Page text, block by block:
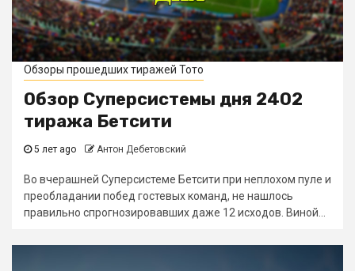
Обзоры прошедших тиражей Тото
Обзор Суперсистемы дня 2402
тиража Бетсити
5 лет ago Антон Дебетовский
Во вчерашней Суперсистеме Бетсити при неплохом пуле и
преобладании побед гостевых команд, не нашлось
правильно спрогнозировавших даже 12 исходов. Виной...